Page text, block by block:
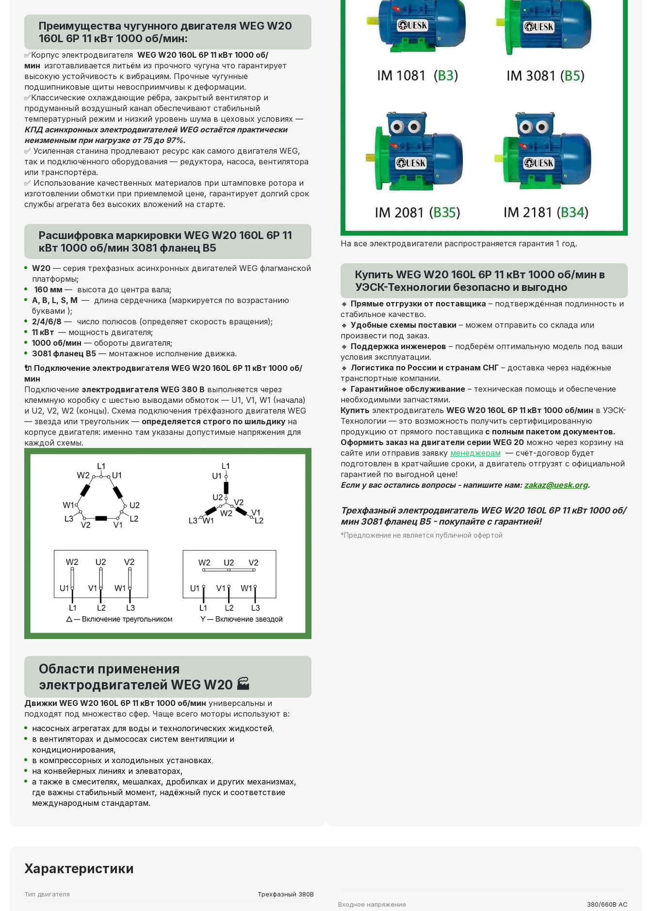
Преимущества чугунного двигателя WEG W20
160L 6P 11 кВт 1000 об/мин:
✅Корпус электродвигателя WEG W20 160L 6P 11 кВт 1000 об/
мин изготавливается литьём из прочного чугуна что гарантирует
высокую устойчивость к вибрациям. Прочные чугунные
подшипниковые щиты невосприимчивы к деформации.
✅Классические охлаждающие рёбра, закрытый вентилятор и
продуманный воздушный канал обеспечивают стабильный
температурный режим и низкий уровень шума в цеховых условиях —
КПД асинхронных электродвигателей WEG остаётся практически
неизменным при нагрузке от 75 до 97%.
✅ Усиленная станина продлевают ресурс как самого двигателя WEG,
так и подключённого оборудования — редуктора, насоса, вентилятора
или транспортёра.
✅ Использование качественных материалов при штамповке ротора и
изготовлении обмотки при приемлемой цене, гарантирует долгий срок
службы агрегата без высоких вложений на старте.
Расшифровка маркировки WEG W20 160L 6P 11
кВт 1000 об/мин 3081 фланец В5
W20 — серия трехфазных асинхронных двигателей WEG флагманской
платформы;
160 мм — высота до центра вала;
А, В, L, S, М — длина сердечника (маркируется по возрастанию
буквами );
2/4/6/8 — число полюсов (определяет скорость вращения);
11 кВт — мощность двигателя;
1000 об/мин — обороты двигателя;
3081 фланец В5 — монтажное исполнение движка.
🔌 Подключение электродвигателя WEG W20 160L 6P 11 кВт 1000 об/
мин
Подключение электродвигателя WEG 380 В выполняется через
клеммную коробку с шестью выводами обмоток — U1, V1, W1 (начала)
и U2, V2, W2 (концы). Схема подключения трёхфазного двигателя WEG
— звезда или треугольник — определяется строго по шильдику на
корпусе двигателя: именно там указаны допустимые напряжения для
каждой схемы.
Области применения
электродвигателей WEG W20 🏭
Движки WEG W20 160L 6P 11 кВт 1000 об/мин универсальны и
подходят под множество сфер. Чаще всего моторы используют в:
насосных агрегатах для воды и технологических жидкостей,
в вентиляторах и дымососах систем вентиляции и
кондиционирования,
в компрессорных и холодильных установках,
на конвейерных линиях и элеваторах,
а также в смесителях, мешалках, дробилках и других механизмах,
где важны стабильный момент, надёжный пуск и соответствие
международным стандартам.
На все электродвигатели распространяется гарантия 1 год.
Купить WEG W20 160L 6P 11 кВт 1000 об/мин в
УЭСК-Технологии безопасно и выгодно
🔸 Прямые отгрузки от поставщика – подтверждённая подлинность и
стабильное качество.
🔸 Удобные схемы поставки – можем отправить со склада или
произвести под заказ.
🔸 Поддержка инженеров – подберём оптимальную модель под ваши
условия эксплуатации.
🔸 Логистика по России и странам СНГ – доставка через надёжные
транспортные компании.
🔸 Гарантийное обслуживание – техническая помощь и обеспечение
необходимыми запчастями.
Купить электродвигатель WEG W20 160L 6P 11 кВт 1000 об/мин в УЭСК-
Технологии — это возможность получить сертифицированную
продукцию от прямого поставщика с полным пакетом документов.
Оформить заказ на двигатели серии WEG 20 можно через корзину на
сайте или отправив заявку менеджерам — счёт‑договор будет
подготовлен в кратчайшие сроки, а двигатель отгрузят с официальной
гарантией по выгодной цене!
Если у вас остались вопросы - напишите нам: zakaz@uesk.org.
Трехфазный электродвигатель WEG W20 160L 6P 11 кВт 1000 об/
мин 3081 фланец В5 - покупайте с гарантией!
*Предложение не является публичной офертой
Характеристики
Тип двигателя
Трехфазный 380В
Входное напряжение
380/660В AC